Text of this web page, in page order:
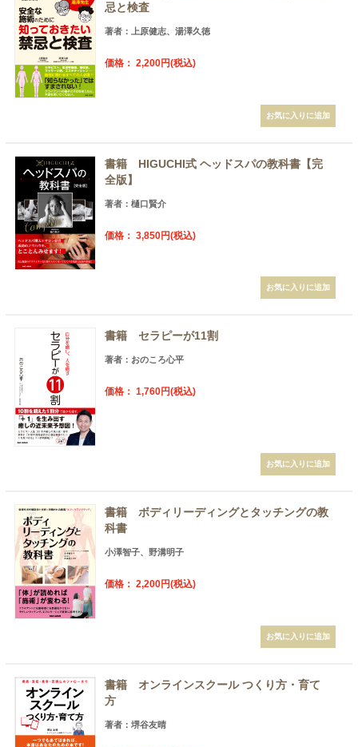
忌と検査
著者：上原健志、湯澤久徳
価格： 2,200円(税込)
書籍 HIGUCHI式 ヘッドスパの教科書【完
全版】
著者：樋口賢介
価格： 3,850円(税込)
書籍 セラピーが11割
著者：おのころ心平
価格： 1,760円(税込)
書籍 ボディリーディングとタッチングの教
科書
小澤智子、野溝明子
価格： 2,200円(税込)
書籍 オンラインスクール つくり方・育て
方
著者：堺谷友晴